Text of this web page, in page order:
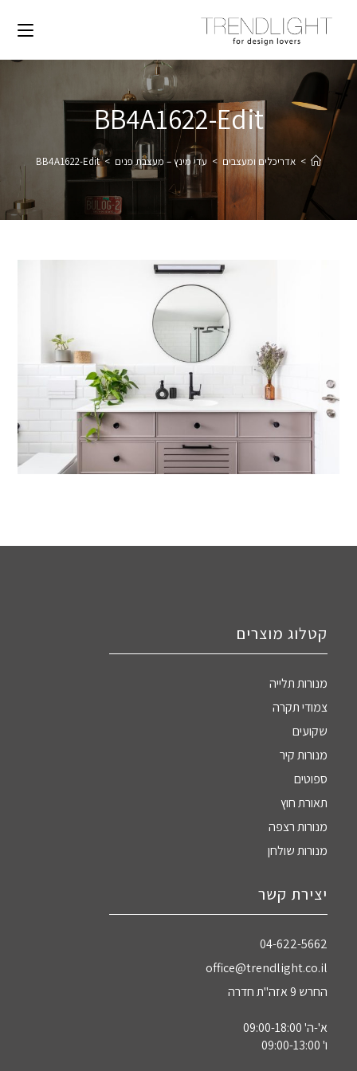
BB4A1622-Edit
> אדריכלים ומעצבים > עדי מינץ – מעצבת פנים >
BB4A1622-Edit
קטלוג מוצרים
מנורות תלייה
צמודי תקרה
שקועים
מנורות קיר
ספוטים
תאורת חוץ
מנורות רצפה
מנורות שולחן
יצירת קשר
04-622-5662‏
office@trendlight.co.il
החרש 9 אזה"ת חדרה
א'-ה' 09:00-18:00
ו' 09:00-13:00